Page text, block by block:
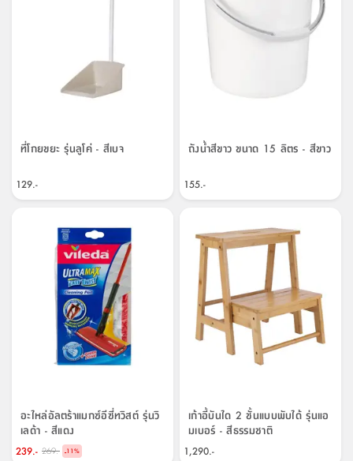
ที่โกยขยะ รุ่นลูโค่ - สีเบจ
129.-
ถังน้ำสีขาว ขนาด 15 ลิตร - สีขาว
155.-
อะไหล่อัลตร้าแมกซ์อีซี่ทวิสต์ รุ่นวิ
เลด้า - สีแดง
239.- 269.- -11%
เก้าอี้บันได 2 ชั้นแบบพับได้ รุ่นแอ
มเบอร์ - สีธรรมชาติ
1,290.-